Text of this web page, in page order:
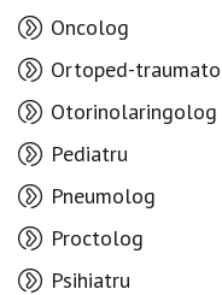
Oncolog
Ortoped-
Otorinolaringolog
Pediatru
Pneumolog
Proctolog
Psihiatru